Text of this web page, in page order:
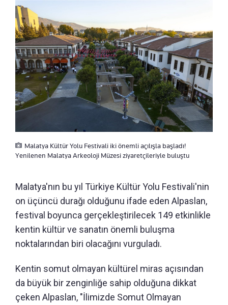
Malatya Kültür Yolu Festivali iki önemli açılışla başladı!
Yenilenen Malatya Arkeoloji Müzesi ziyaretçileriyle buluştu
Malatya'nın bu yıl Türkiye Kültür Yolu Festivali'nin
on üçüncü durağı olduğunu ifade eden Alpaslan,
festival boyunca gerçekleştirilecek 149 etkinlikle
kentin kültür ve sanatın önemli buluşma
noktalarından biri olacağını vurguladı.
Kentin somut olmayan kültürel miras açısından
da büyük bir zenginliğe sahip olduğuna dikkat
çeken Alpaslan, "İlimizde Somut Olmayan